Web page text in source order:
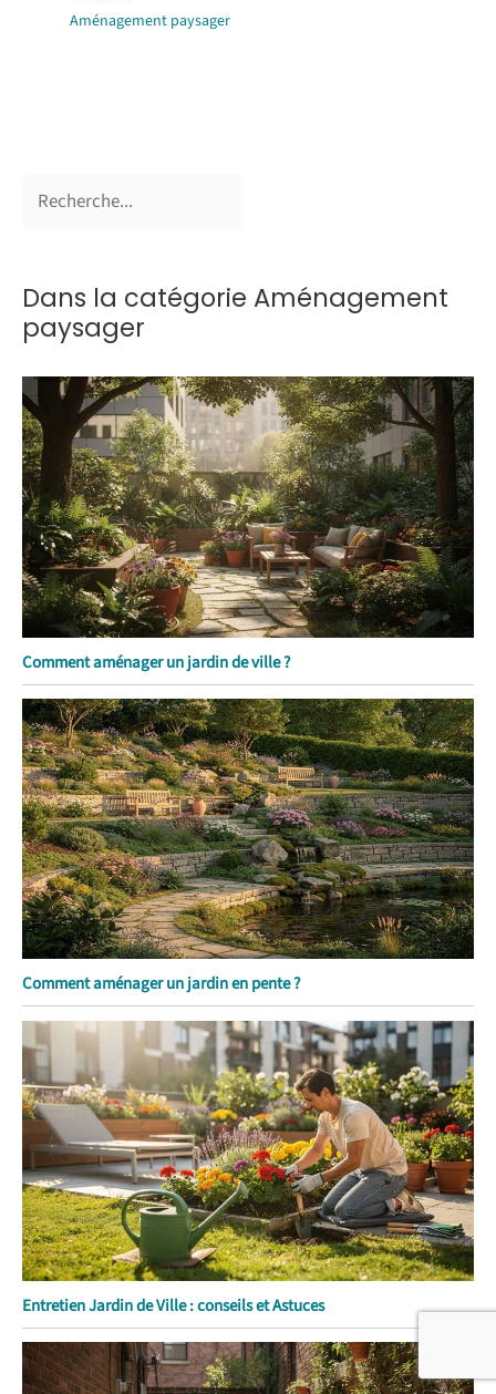
Aménagement paysager
Dans la catégorie Aménagement
paysager
Comment aménager un jardin de ville ?
Comment aménager un jardin en pente ?
Entretien Jardin de Ville : conseils et Astuces